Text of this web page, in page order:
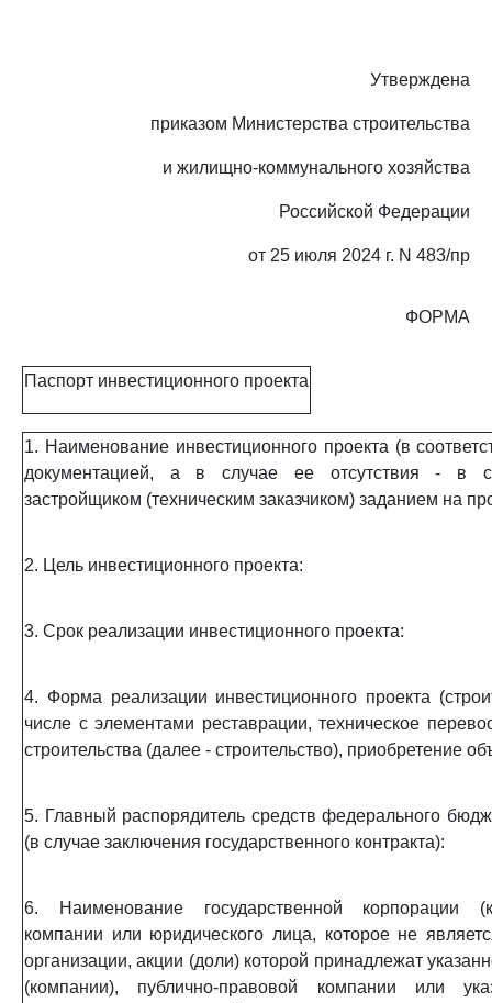
Утверждена
приказом Министерства строительства
и жилищно-коммунального хозяйства
Российской Федерации
от 25 июля 2024 г. N 483/пр
ФОРМА
Паспорт инвестиционного проекта
1. Наименование инвестиционного проекта (в
документацией, а в случае ее отсутствия - в
застройщиком (техническим заказчиком) заданием на
2. Цель инвестиционного проекта:
3. Срок реализации инвестиционного проекта:
4. Форма реализации инвестиционного проекта
числе с элементами реставрации, техническое
строительства (далее - строительство), приобретение
5. Главный распорядитель средств федерального
(в случае заключения государственного контракта):
6. Наименование государственной корпорации
компании или юридического лица, которое не
организации, акции (доли) которой принадлежат
(компании), публично-правовой компании или